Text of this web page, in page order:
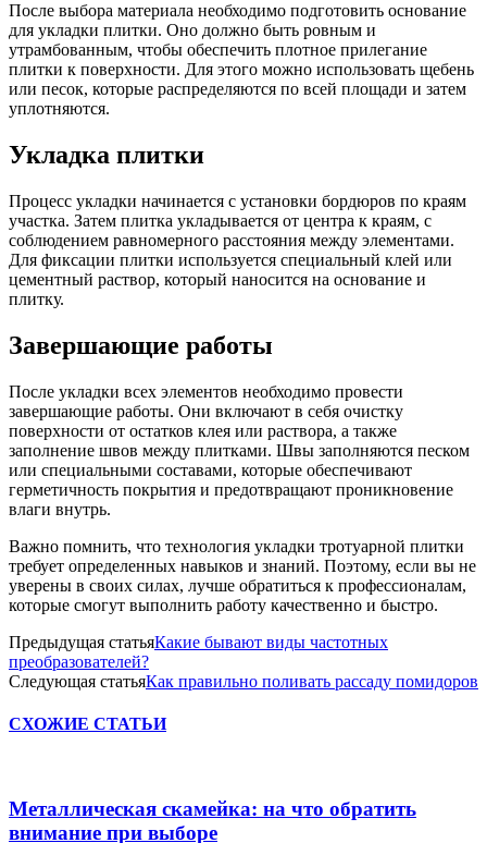
После выбора материала необходимо подготовить основание
для укладки плитки. Оно должно быть ровным и
утрамбованным, чтобы обеспечить плотное прилегание
плитки к поверхности. Для этого можно использовать щебень
или песок, которые распределяются по всей площади и затем
уплотняются.
Укладка плитки
Процесс укладки начинается с установки бордюров по краям
участка. Затем плитка укладывается от центра к краям, с
соблюдением равномерного расстояния между элементами.
Для фиксации плитки используется специальный клей или
цементный раствор, который наносится на основание и
плитку.
Завершающие работы
После укладки всех элементов необходимо провести
завершающие работы. Они включают в себя очистку
поверхности от остатков клея или раствора, а также
заполнение швов между плитками. Швы заполняются песком
или специальными составами, которые обеспечивают
герметичность покрытия и предотвращают проникновение
влаги внутрь.
Важно помнить, что технология укладки тротуарной плитки
требует определенных навыков и знаний. Поэтому, если вы не
уверены в своих силах, лучше обратиться к профессионалам,
которые смогут выполнить работу качественно и быстро.
Предыдущая статьяКакие бывают виды частотных
преобразователей?
Следующая статьяКак правильно поливать рассаду помидоров
СХОЖИЕ СТАТЬИ
Металлическая скамейка: на что обратить
внимание при выборе